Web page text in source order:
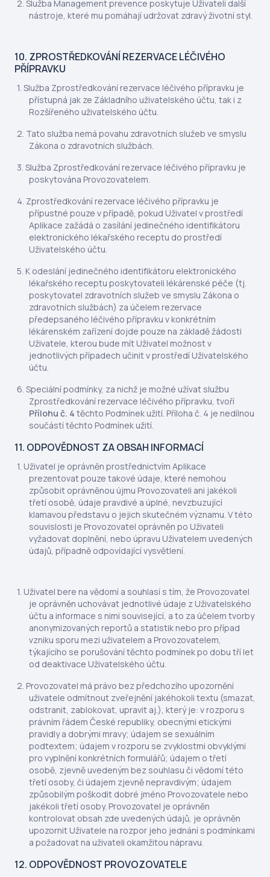
Služba Management prevence poskytuje Uživateli další
nástroje, které mu pomáhají udržovat zdravý životní styl.
10. ZPROSTŘEDKOVÁNÍ REZERVACE LÉČIVÉHO
PŘÍPRAVKU
Služba Zprostředkování rezervace léčivého přípravku je
přístupná jak ze Základního uživatelského účtu, tak i z
Rozšířeného uživatelského účtu.
Tato služba nemá povahu zdravotních služeb ve smyslu
Zákona o zdravotních službách.
Služba Zprostředkování rezervace léčivého přípravku je
poskytována Provozovatelem.
Zprostředkování rezervace léčivého přípravku je
přípustné pouze v případě, pokud Uživatel v prostředí
Aplikace zažádá o zasílání jedinečného identifikátoru
elektronického lékařského receptu do prostředí
Uživatelského účtu.
K odeslání jedinečného identifikátoru elektronického
lékařského receptu poskytovateli lékárenské péče (tj.
poskytovatel zdravotních služeb ve smyslu Zákona o
zdravotních službách) za účelem rezervace
předepsaného léčivého přípravku v konkrétním
lékárenském zařízení dojde pouze na základě žádosti
Uživatele, kterou bude mít Uživatel možnost v
jednotlivých případech učinit v prostředí Uživatelského
účtu.
Speciální podmínky, za nichž je možné užívat službu
Zprostředkování rezervace léčivého přípravku, tvoří
Přílohu č. 4 těchto Podmínek užití. Příloha č. 4 je nedílnou
součástí těchto Podmínek užití.
11. ODPOVĚDNOST ZA OBSAH INFORMACÍ
Uživatel je oprávněn prostřednictvím Aplikace
prezentovat pouze takové údaje, které nemohou
způsobit oprávněnou újmu Provozovateli ani jakékoli
třetí osobě, údaje pravdivé a úplné, nevzbuzující
klamavou představu o jejich skutečném významu. V této
souvislosti je Provozovatel oprávněn po Uživateli
vyžadovat doplnění, nebo úpravu Uživatelem uvedených
údajů, případně odpovídající vysvětlení.
Uživatel bere na vědomí a souhlasí s tím, že Provozovatel
je oprávněn uchovávat jednotlivé údaje z Uživatelského
účtu a informace s nimi související, a to za účelem tvorby
anonymizovaných reportů a statistik nebo pro případ
vzniku sporu mezi uživatelem a Provozovatelem,
týkajícího se porušování těchto podmínek po dobu tří let
od deaktivace Uživatelského účtu.
Provozovatel má právo bez předchozího upozornění
uživatele odmítnout zveřejnění jakéhokoli textu (smazat,
odstranit, zablokovat, upravit aj.), který je: v rozporu s
právním řádem České republiky, obecnými etickými
pravidly a dobrými mravy; údajem se sexuálním
podtextem; údajem v rozporu se zvyklostmi obvyklými
pro vyplnění konkrétních formulářů; údajem o třetí
osobě, zjevně uvedeným bez souhlasu či vědomí této
třetí osoby, či údajem zjevně nepravdivým; údajem
způsobilým poškodit dobré jméno Provozovatele nebo
jakékoli třetí osoby. Provozovatel je oprávněn
kontrolovat obsah zde uvedených údajů, je oprávněn
upozornit Uživatele na rozpor jeho jednání s podmínkami
a požadovat na uživateli okamžitou nápravu.
12. ODPOVĚDNOST PROVOZOVATELE